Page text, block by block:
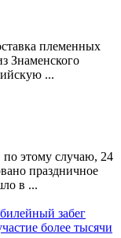
племенных
Знаменского
...
по этому случаю, 24
праздничное
в ...